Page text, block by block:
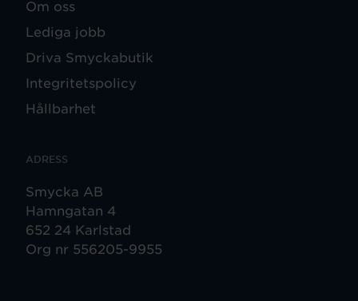
Om oss
Lediga jobb
Driva Smyckabutik
Integritetspolicy
Hållbarhet
ADRESS
Smycka AB
Hamngatan 4
652 24 Karlstad
Org nr 556205-9955